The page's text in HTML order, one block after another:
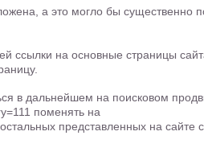
а это могло бы существенно
ссылки на основные страницы
в дальнейшем на поисковом
поменять на
представленных на сайте